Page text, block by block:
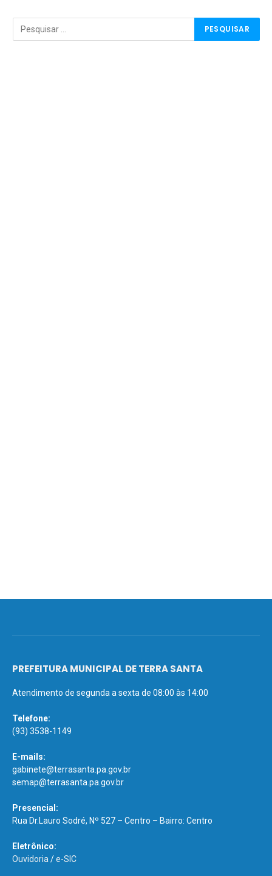
PREFEITURA MUNICIPAL DE TERRA SANTA
Atendimento de segunda a sexta de 08:00 às 14:00
Telefone:
(93) 3538-1149
E-mails:
gabinete@terrasanta.pa.gov.br
semap@terrasanta.pa.gov.br
Presencial:
Rua Dr.Lauro Sodré, Nº 527 – Centro – Bairro: Centro
Eletrônico:
Ouvidoria/e-SIC